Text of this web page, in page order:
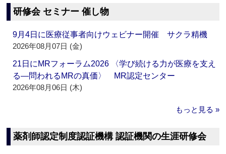
研修会 セミナー 催し物
9月4日に医療従事者向けウェビナー開催 サクラ精機
2026年08月07日 (金)
21日にMRフォーラム2026 〈学び続ける力が医療を支え
る―問われるMRの真価〉 MR認定センター
2026年08月06日 (木)
もっと見る »
薬剤師認定制度認証機構 認証機関の生涯研修会